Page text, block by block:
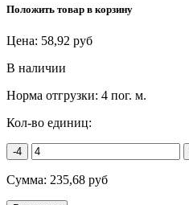
Положить товар в корзину
Цена: 58,92 руб
В наличии
Норма отгрузки: 4 пог. м.
Кол-во единиц:
-4
Сумма: 235,68 руб